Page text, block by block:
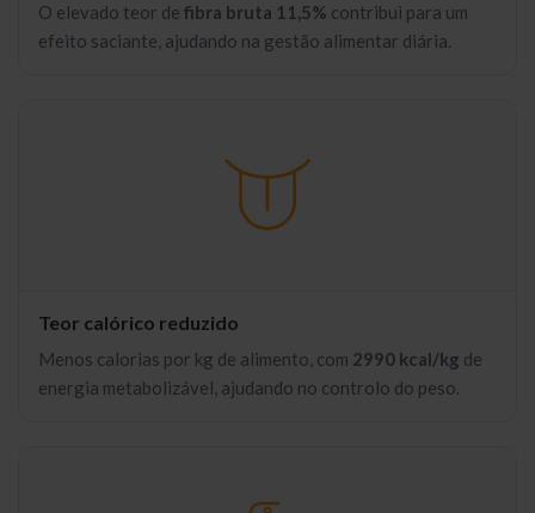
O elevado teor de fibra bruta 11,5% contribui para um
efeito saciante, ajudando na gestão alimentar diária.
Teor calórico reduzido
Menos calorias por kg de alimento, com 2990 kcal/kg de
energia metabolizável, ajudando no controlo do peso.